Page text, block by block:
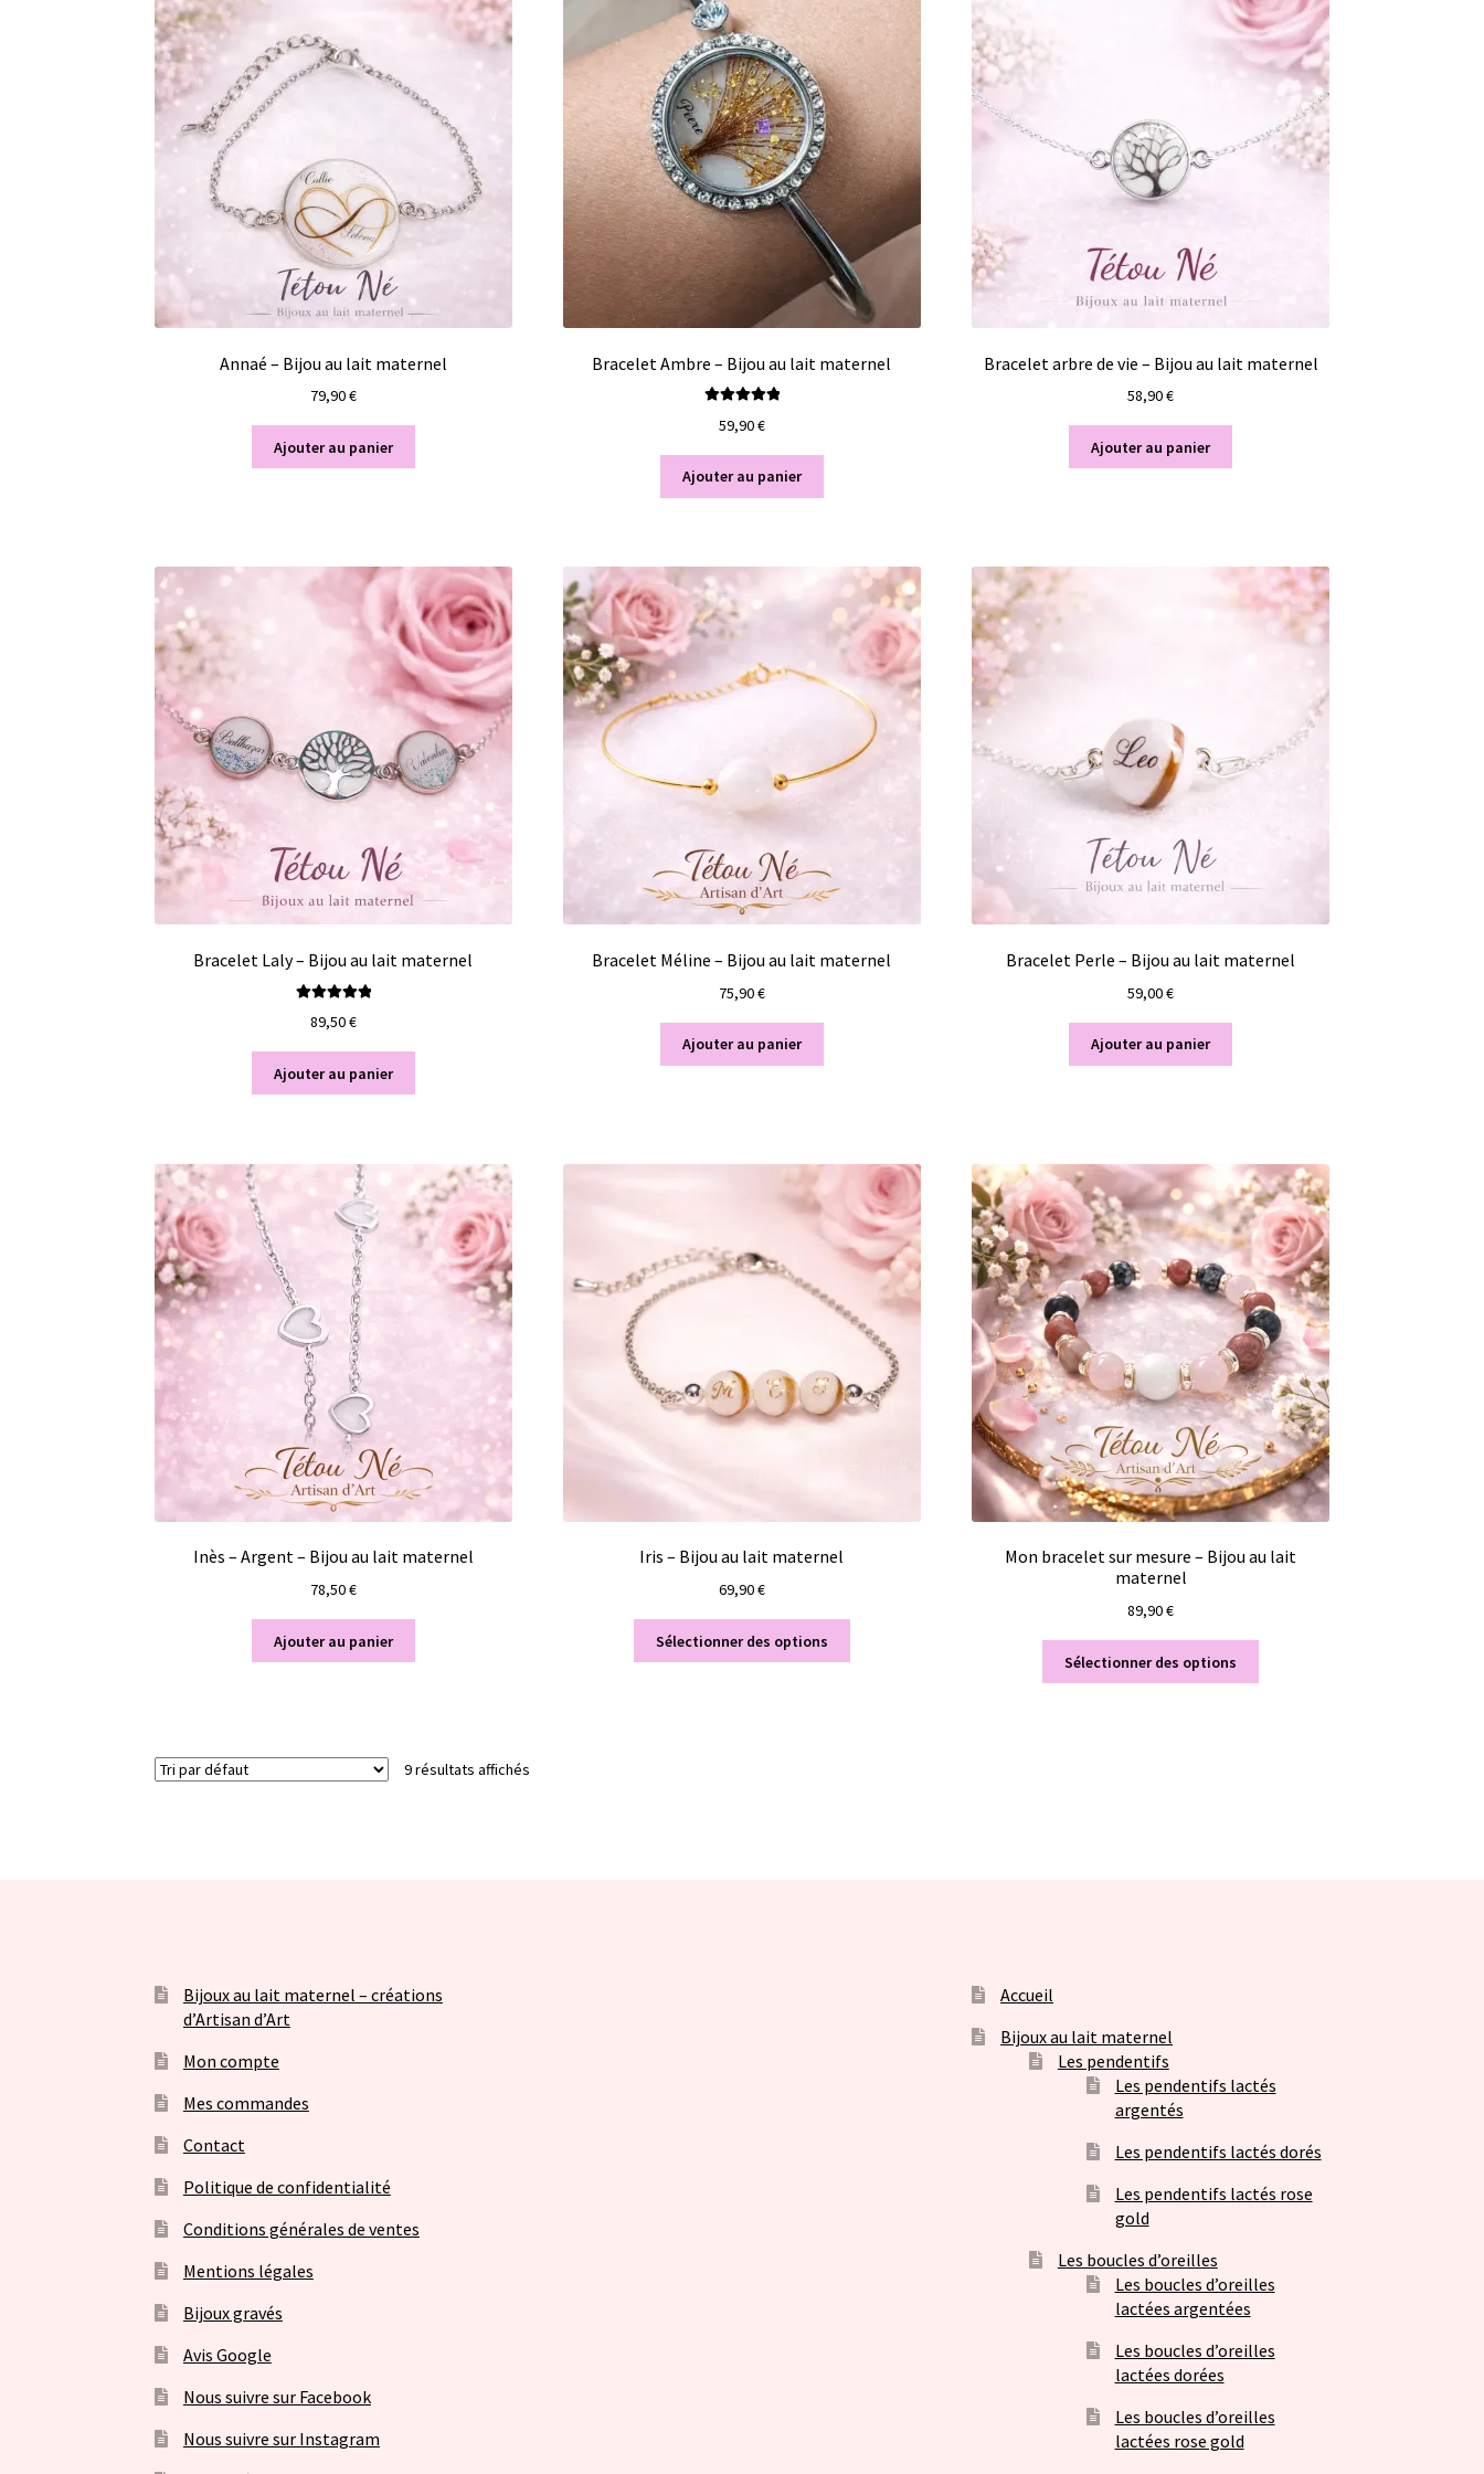
Annaé – Bijou au lait maternel
79,90€
Ajouter au panier
Bracelet Ambre – Bijou au lait maternel
5
59,90€
Ajouter au panier
Bracelet arbre de vie – Bijou au lait maternel
58,90€
Ajouter au panier
Bracelet Laly – Bijou au lait maternel
5
89,50€
Ajouter au panier
Bracelet Méline – Bijou au lait maternel
75,90€
Ajouter au panier
Bracelet Perle – Bijou au lait maternel
59,00€
Ajouter au panier
Inès – Argent – Bijou au lait maternel
78,50€
Ajouter au panier
Iris – Bijou au lait maternel
69,90€
Sélectionner des options
Mon bracelet sur mesure – Bijou au lait
maternel
89,90€
Sélectionner des options
9 résultats affichés
Bijoux au lait maternel – créations
d’Artisan d’Art
Mon compte
Mes commandes
Contact
Politique de confidentialité
Conditions générales de ventes
Mentions légales
Bijoux gravés
Avis Google
Nous suivre sur Facebook
Nous suivre sur Instagram
Accueil
Bijoux au lait maternel
Les pendentifs
Les pendentifs lactés
argentés
Les pendentifs lactés dorés
Les pendentifs lactés rose
gold
Les boucles d’oreilles
Les boucles d’oreilles
lactées argentées
Les boucles d’oreilles
lactées dorées
Les boucles d’oreilles
lactées rose gold